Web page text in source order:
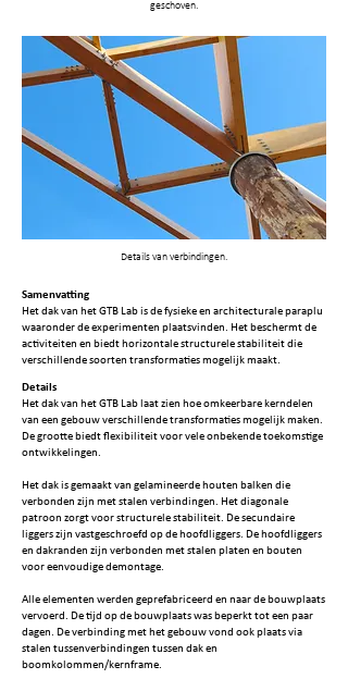
geschoven.
Details van verbindingen.
Samenvatting
Het dak van het GTB Lab is de fysieke en architecturale paraplu
waaronder de experimenten plaatsvinden. Het beschermt de
activiteiten en biedt horizontale structurele stabiliteit die
verschillende soorten transformaties mogelijk maakt.
Details
Het dak van het GTB Lab laat zien hoe omkeerbare kerndelen
van een gebouw verschillende transformaties mogelijk maken.
De grootte biedt flexibiliteit voor vele onbekende toekomstige
ontwikkelingen.
Het dak is gemaakt van gelamineerde houten balken die
verbonden zijn met stalen verbindingen. Het diagonale
patroon zorgt voor structurele stabiliteit. De secundaire
liggers zijn vastgeschroefd op de hoofdliggers. De hoofdliggers
en dakranden zijn verbonden met stalen platen en bouten
voor eenvoudige demontage.
Alle elementen werden geprefabriceerd en naar de bouwplaats
vervoerd. De tijd op de bouwplaats was beperkt tot een paar
dagen. De verbinding met het gebouw vond ook plaats via
stalen tussenverbindingen tussen dak en
boomkolommen/kernframe.